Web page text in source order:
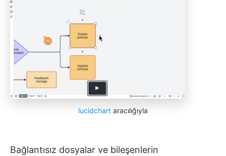
lucidchart aracılığıyla
Bağlantısız dosyalar ve bileşenlerin